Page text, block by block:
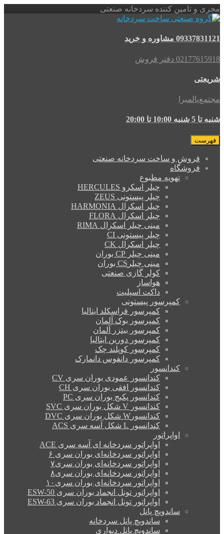
مجری و تامین کننده سردخانه صنعتی
09337831121 مشاوره و خرید
02177615918 دفتر فروش
شریعتی
مجتمع‌پالمیرا
شنبه تا 5 شنبه 10:00 تا 20:00
فهرست
فروش و ساخت سردخانه صنعتی
فروشگاه
تهویه مطبوع
چیلر اسکرو HERCULES
چیلر پیستونی ZEUS
چیلر اسکرال HARMONIA
چیلر اسکرال FLORA
مینی چیلر اسکرال RIMA
چیلر پیستونی CI
چیلر اسکرال CK
مینی چیلر CP بوران
مینی چیلرCS بوران
کولر گازی صنعتی
هواساز
داکت اسپلیت
کمپرسور پیستونی
کمپرسور فراسکلد ایتالیا
کمپرسور بوک آلمان
کمپرسور بیتزر آلمان
کمپرسور دورین ایتالیا
کمپرسور کوپلند چک
کمپرسور دانفوس دانمارک
کندانسور
کندانسور عمودی بوران سری CV
کندانسور افقی بوران سری CH
کندانسور پکیج بوران سری PC
کندانسور V شکل بوران سری SVC
کندانسورW شکل بوران سری DVC
کندانسور L شکل آسه سری ACS
اواپراتور
اواپراتور سردخانه ای آسه سری ACE
اواپراتور سردخانه‌ای بوران سری ۶
اواپراتور سردخانه‌ای بوران سری۷
اواپراتور سردخانه‌ای بوران سری۸
اواپراتور سردخانه‌ای بوران سری۱۰
اواپراتور تونل انجماد بوران سری ESW-50
اواپراتور تونل انجماد بوران سری ESW-63
ساندویچ پانل
ساندویچ پانل سردخانه
ساندویچ پانل دیواری